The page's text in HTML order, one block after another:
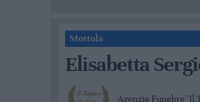
Mottola
Elisabetta
Agenzia Funebre "Il